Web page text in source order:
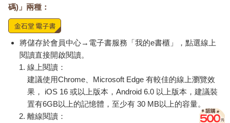
人的大腦是一直不停的把外界合理化（所以很多原始民族的神話
都很相似，如地牛翻身、天狗食月，因為他們要把大自然的現象
合理化），若是沒有解釋意思，只是硬背，會有錯誤解釋的危
險。又因為是大腦自己主動衍生出來的，改掉這個錯誤不容易。
我曾經在一份高考的卷子中，看到考生說國父孫中山先生是中華
民國的「始作俑者」，他以為這是好話，其實這是一句罵人的
話，因下面一句是「其無後乎？」。
因此，不講解意思就強迫孩子去背，對他的大腦沒有什麼好處，
只會增加他對學習的恐懼與痛恨。大腦若未成熟，硬去催熟，則
事倍功半，而且還會誤解詩文意義，以後鬧笑話，得不償失。我
碼)」兩種：
將儲存於會員中心→電子書服務「我的e書櫃」，點選線上
閱讀直接開啟閱讀。
線上閱讀：
建議使用Chrome、Microsoft Edge 有較佳的線上瀏覽效
果， iOS 16 或以上版本，Android 6.0 以上版本，建議裝
置有6GB以上的記憶體，至少有 30 MB以上的容量。
離線閱讀：